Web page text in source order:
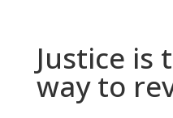
Justice is
way to